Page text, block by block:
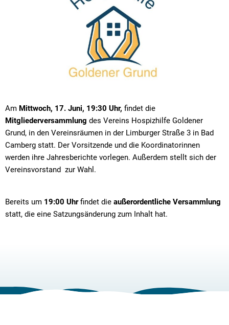
Am Mittwoch, 17. Juni, 19:30 Uhr, findet die
Mitgliederversammlung des Vereins Hospizhilfe Goldener
Grund, in den Vereinsräumen in der Limburger Straße 3 in Bad
Camberg statt. Der Vorsitzende und die Koordinatorinnen
werden ihre Jahresberichte vorlegen. Außerdem stellt sich der
Vereinsvorstand zur Wahl.
Bereits um 19:00 Uhrfindet die außerordentliche Versammlung
statt, die eine Satzungsänderung zum Inhalt hat.